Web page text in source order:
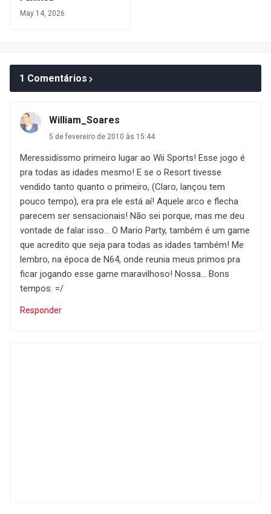
May 14, 2026
1 Comentários
William_Soares
5 de fevereiro de 2010 às 15:44
Meressidíssmo primeiro lugar ao Wii Sports! Esse jogo é
pra todas as idades mesmo! E se o Resort tivesse
vendido tanto quanto o primeiro, (Claro, lançou tem
pouco tempo), era pra ele está aí! Aquele arco e flecha
parecem ser sensacionais! Não sei porque, mas me deu
vontade de falar isso... O Mario Party, também é um game
que acredito que seja para todas as idades também! Me
lembro, na época de N64, onde reunia meus primos pra
ficar jogando esse game maravilhoso! Nossa... Bons
tempos. =/
Responder